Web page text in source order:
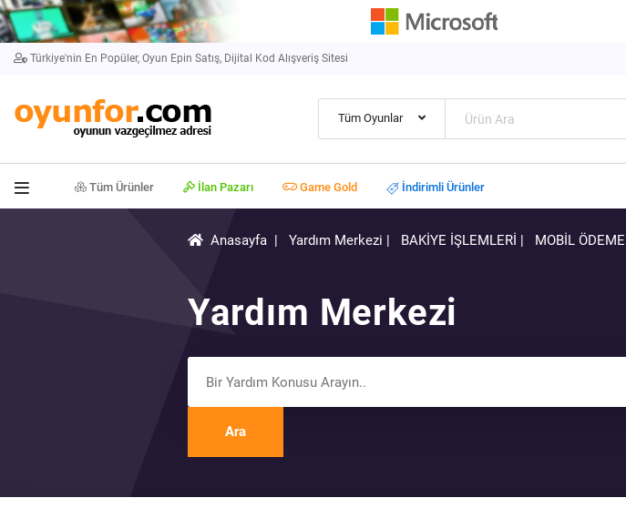
Türkiye'nin En Popüler, Oyun Epin Satış, Dijital Kod Alışveriş Sitesi
Tüm Oyunlar
Tüm Ürünler İlan Pazarı Game Gold İndirimli Ürünler
Anasayfa |Yardım Merkezi | BAKİYE İŞLEMLERİ | MOBİL ÖDEME
Yardım Merkezi
Ara